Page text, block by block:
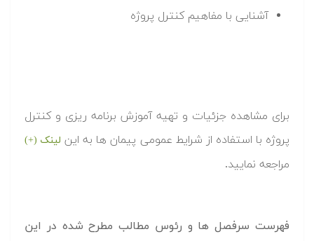
آشنایی با مفاهیم کنترل پروژه
برای مشاهده جزئیات و تهیه آموزش برنامه ریزی و کنترل
پروژه با استفاده از شرایط عمومی پیمان ها به این لینک (+)
مراجعه نمایید.
فهرست سرفصل ها و رئوس مطالب مطرح شده در این